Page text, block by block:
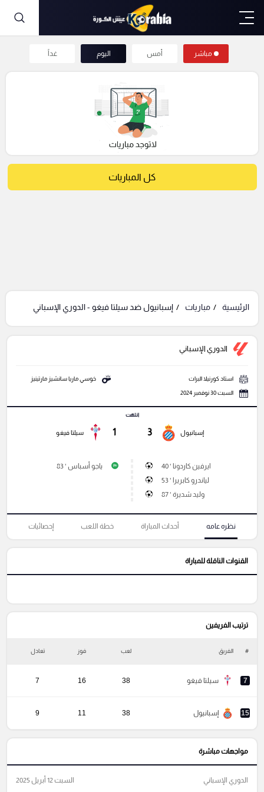
مباشر أمس اليوم غداً
كل المباريات
الرئيسية مباريات إسبانيول ضد سيلتا فيغو - الدوري الإسباني
الدوري الإسباني
استاد كورنيلا البرات خوسي ماريا سانشيز مارتينيز
السبت 30 نوفمبر 2024
إسبانيول 3
انتهت
1 سيلتا فيغو
ايرفين كاردونا ' 40
لياندرو كابريرا ' 53
وليد شديرة ' 87
P ياجو أسباس ' 83
نظره عامه أحداث المباراة خطة اللعب إحصائيات
القنوات الناقلة للمباراة
ترتيب الفريفين
# الفريق لعب فوز تعادل
7 سيلتا فيغو 38
16
7
15 إسبانيول 38
11
9
مواجهات مباشرة
الدوري الإسباني السبت 12 أبريل 2025